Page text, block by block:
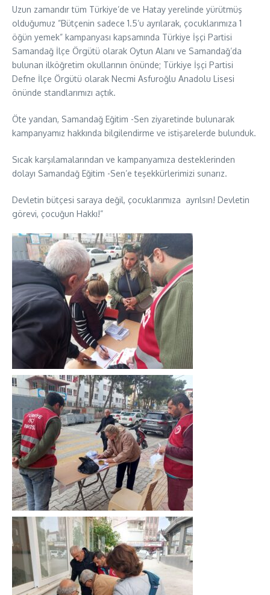
Uzun zamandır tüm Türkiye’de ve Hatay yerelinde yürütmüş
olduğumuz ”Bütçenin sadece 1.5’u ayrılarak, çocuklarımıza 1
öğün yemek” kampanyası kapsamında Türkiye İşçi Partisi
Samandağ İlçe Örgütü olarak Oytun Alanı ve Samandağ’da
bulunan ilköğretim okullarının önünde; Türkiye İşçi Partisi
Defne İlçe Örgütü olarak Necmi Asfuroğlu Anadolu Lisesi
önünde standlarımızı açtık.
Öte yandan, Samandağ Eğitim -Sen ziyaretinde bulunarak
kampanyamız hakkında bilgilendirme ve istişarelerde bulunduk.
Sıcak karşılamalarından ve kampanyamıza desteklerinden
dolayı Samandağ Eğitim -Sen’e teşekkürlerimizi sunarız.
Devletin bütçesi saraya değil, çocuklarımıza ayrılsın! Devletin
görevi, çocuğun Hakkı!”